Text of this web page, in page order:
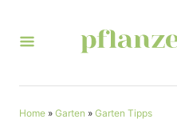
Home » Garten » Garten Tipps